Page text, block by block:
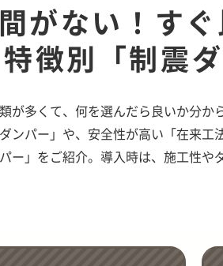
がない！す
特徴別「制震
類が多くて、何を選んだら良いか分
ンパー」や、安全性が高い「在来
ー」をご紹介。導入時は、施工性